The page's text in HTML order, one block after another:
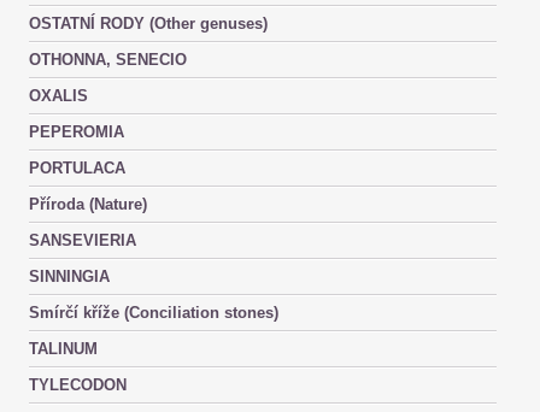
OSTATNÍ RODY (Other genuses)
OTHONNA, SENECIO
OXALIS
PEPEROMIA
PORTULACA
Příroda (Nature)
SANSEVIERIA
SINNINGIA
Smírčí kříže (Conciliation stones)
TALINUM
TYLECODON